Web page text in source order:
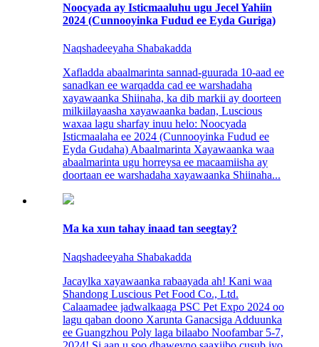
Noocyada ay Isticmaaluhu ugu Jecel Yahiin
2024 (Cunnooyinka Fudud ee Eyda Guriga)
Naqshadeeyaha Shabakadda
Xafladda abaalmarinta sannad-guurada 10-aad ee
sanadkan ee warqadda cad ee warshadaha
xayawaanka Shiinaha, ka dib markii ay doorteen
milkiilayaasha xayawaanka badan, Luscious
waxaa lagu sharfay inuu helo: Noocyada
Isticmaalaha ee 2024 (Cunnooyinka Fudud ee
Eyda Gudaha) Abaalmarinta Xayawaanka waa
abaalmarinta ugu horreysa ee macaamiisha ay
doortaan ee warshadaha xayawaanka Shiinaha...
Ma ka xun tahay inaad tan seegtay?
Naqshadeeyaha Shabakadda
Jacaylka xayawaanka rabaayada ah! Kani waa
Shandong Luscious Pet Food Co., Ltd.
Calaamadee jadwalkaaga PSC Pet Expo 2024 oo
lagu qaban doono Xarunta Ganacsiga Adduunka
ee Guangzhou Poly laga bilaabo Noofambar 5-7,